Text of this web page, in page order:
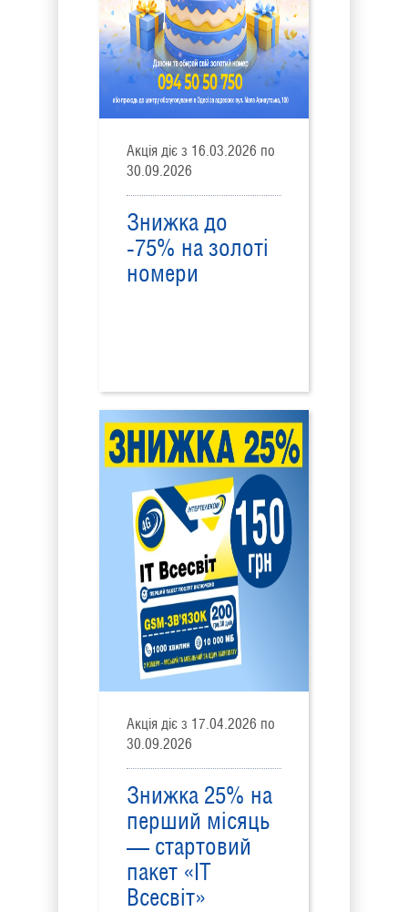
Акція діє з 16.03.2026 по
30.09.2026
Знижка до
-75% на золоті
номери
Акція діє з 17.04.2026 по
30.09.2026
Знижка 25% на
перший місяць
— стартовий
пакет «ІТ
Всесвіт»